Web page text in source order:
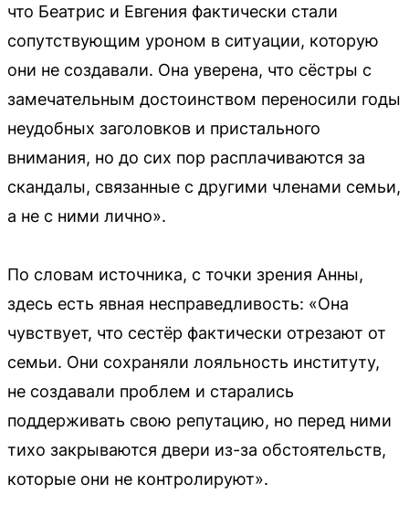
что Беатрис и Евгения фактически стали
сопутствующим уроном в ситуации, которую
они не создавали. Она уверена, что сёстры с
замечательным достоинством переносили годы
неудобных заголовков и пристального
внимания, но до сих пор расплачиваются за
скандалы, связанные с другими членами семьи,
а не с ними лично».
По словам источника, с точки зрения Анны,
здесь есть явная несправедливость: «Она
чувствует, что сестёр фактически отрезают от
семьи. Они сохраняли лояльность институту,
не создавали проблем и старались
поддерживать свою репутацию, но перед ними
тихо закрываются двери из-за обстоятельств,
которые они не контролируют».